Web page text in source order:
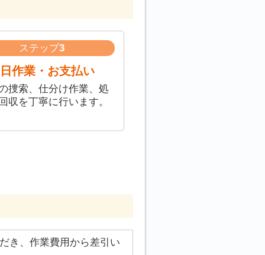
ステップ3
作業・お支払い
捜索、仕分け作業、処
収を丁寧に行います。
き、作業費用から差引い